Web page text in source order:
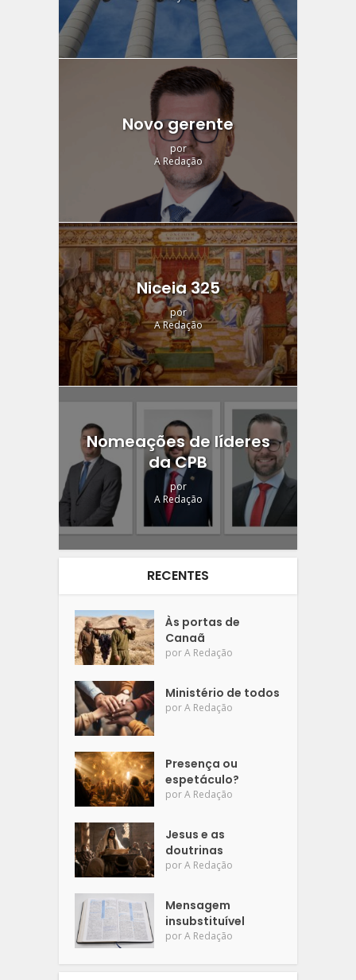
Novo gerente
por
A Redação
Niceia 325
por
A Redação
Nomeações de líderes
da CPB
por
A Redação
RECENTES
Às portas de
Canaã
porA Redação
Ministério de todos
porA Redação
Presença ou
espetáculo?
porA Redação
Jesus e as
doutrinas
porA Redação
Mensagem
insubstituível
porA Redação